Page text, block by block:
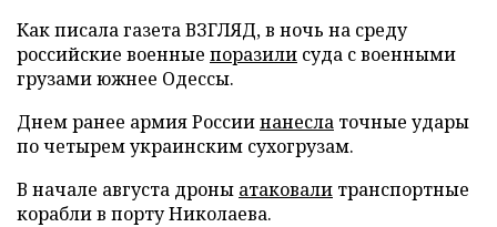
Как писала газета ВЗГЛЯД, в ночь на среду
российские военные поразили суда с военными
грузами южнее Одессы.
Днем ранее армия Россиинанесла точные удары
по четырем украинским сухогрузам.
В начале августа дроны атаковали транспортные
корабли в порту Николаева.